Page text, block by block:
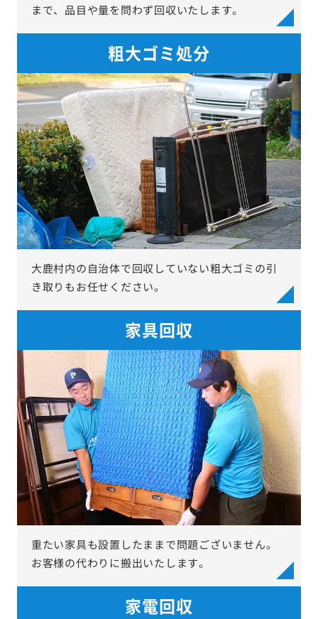
まで、品目や量を問わず回収いたします。
粗大ゴミ処分
大鹿村内の自治体で回収していない粗大ゴミの引
き取りもお任せください。
家具回収
重たい家具も設置したままで問題ございません。
お客様の代わりに搬出いたします。
家電回収